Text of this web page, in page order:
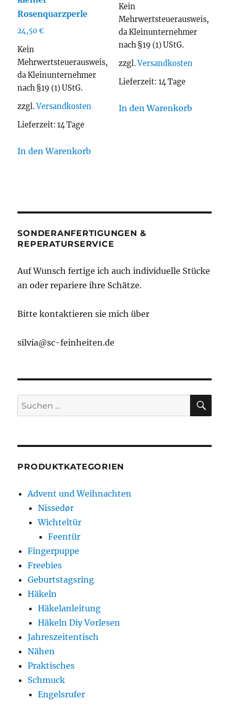
Rosenquarzperle
24,50€
Kein
Mehrwertsteuerausweis,
da Kleinunternehmer
nach §19 (1) UStG.
zzgl.Versandkosten
Lieferzeit:14 Tage
In den Warenkorb
Kein
Mehrwertsteuerausweis,
da Kleinunternehmer
nach §19 (1) UStG.
zzgl.Versandkosten
Lieferzeit: 14 Tage
In den Warenkorb
SONDERANFERTIGUNGEN &
REPERATURSERVICE
Auf Wunsch fertige ich auch individuelle Stücke
an oder repariere ihre Schätze.
Bitte kontaktieren sie mich über
silvia@sc-feinheiten.de
Suche
nach:
PRODUKTKATEGORIEN
Advent und Weihnachten
Nissedør
Wichteltür
Feentür
Fingerpuppe
Freebies
Geburtstagsring
Häkeln
Häkelanleitung
Häkeln Diy Vorlesen
Jahreszeitentisch
Nähen
Praktisches
Schmuck
Engelsrufer